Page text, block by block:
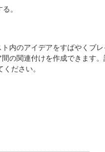
。
内のアイデアをすばやくブ
の関連付けを作成できます
ださい。